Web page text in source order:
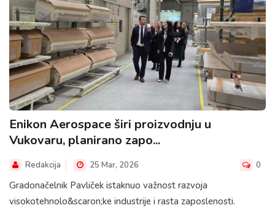
Enikon Aerospace širi proizvodnju u
Vukovaru, planirano zapo...
Redakcija 25 Mar, 2026 0
Gradonačelnik Pavliček istaknuo važnost razvoja
visokotehnolo&scaron;ke industrije i rasta zaposlenosti.